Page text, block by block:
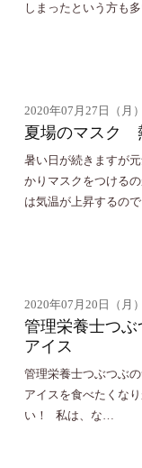
しまったという方も
2020年07月27日（月）
夏場のマスク
暑い日が続きますが
かりマスクをつける
は気温が上昇するの
2020年07月20日（月）
管理栄養士つ
アイス
管理栄養士つぶつぶ
アイスを食べたくな
い！ 私は、な…